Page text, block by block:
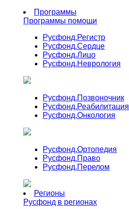
Программы
Программы помощи
Русфонд.Регистр
Русфонд.Сердце
Русфонд.Лицо
Русфонд.Неврология
Русфонд.Позвоночник
Русфонд.Реабилитация
Русфонд.Онкология
Русфонд.Ортопедия
Русфонд.Право
Русфонд.Перелом
Регионы
Русфонд в регионах